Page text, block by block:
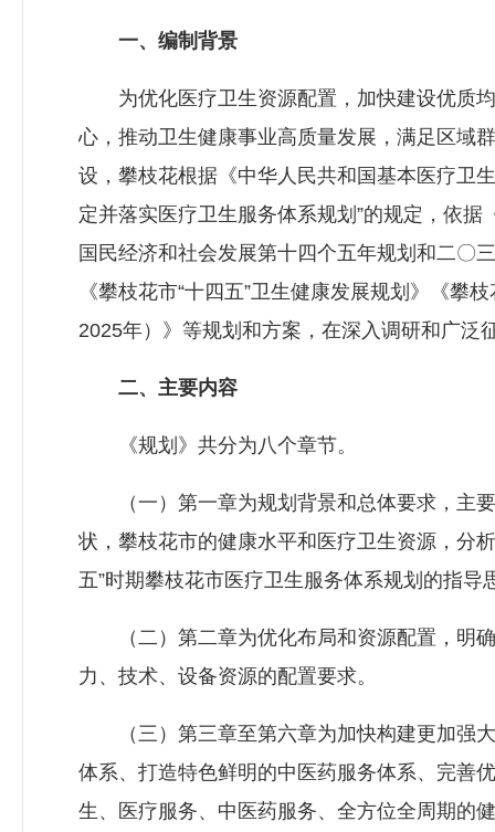
一、编制背景
为优化医疗卫生资源配置，加快建设优质均
心，推动卫生健康事业高质量发展，满足区域
设，攀枝花根据《中华人民共和国基本医疗卫
定并落实医疗卫生服务体系规划”的规定，依
国民经济和社会发展第十四个五年规划和二〇
《攀枝花市“十四五”卫生健康发展规划》《
2025年）》等规划和方案，在深入调研和广泛
二、主要内容
《规划》共分为八个章节。
（一）第一章为规划背景和总体要求，主要
状，攀枝花市的健康水平和医疗卫生资源，分
五”时期攀枝花市医疗卫生服务体系规划的指导
（二）第二章为优化布局和资源配置，明确
力、技术、设备资源的配置要求。
（三）第三章至第六章为加快构建更加强大
体系、打造特色鲜明的中医药服务体系、完善
生、医疗服务、中医药服务、全方位全周期的